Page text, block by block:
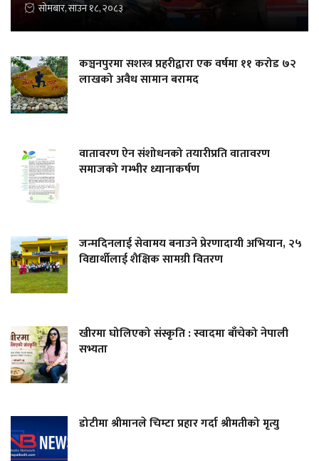
सोमबार, साउन १८, २०८३
कञ्चनपुरमा सशस्त्र प्रहरीद्वारा एक वर्षमा ११ करोड ७२
लाखको अवैध सामान बरामद
वातावरण ऐन संशोधनको तयारीप्रति वातावरण
समाजको गम्भीर ध्यानाकर्षण
जन्मदिनलाई सेवामय बनाउने प्रेरणादायी अभियान, २५
विद्यार्थीलाई शैक्षिक सामग्री वितरण
खीरमा घोलिएको संस्कृति : स्वादमा बाँचेको नेपाली
सभ्यता
डोटीमा श्रीमानले चिम्टा प्रहार गर्दा श्रीमतीको मृत्यु